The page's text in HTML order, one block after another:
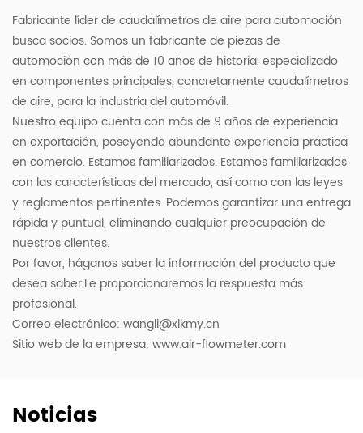
Fabricante líder de caudalímetros de aire para automoción
busca socios. Somos un fabricante de piezas de
automoción con más de 10 años de historia, especializado
en componentes principales, concretamente caudalímetros
de aire, para la industria del automóvil.
Nuestro equipo cuenta con más de 9 años de experiencia
en exportación, poseyendo abundante experiencia práctica
en comercio. Estamos familiarizados. Estamos familiarizados
con las características del mercado, así como con las leyes
y reglamentos pertinentes. Podemos garantizar una entrega
rápida y puntual, eliminando cualquier preocupación de
nuestros clientes.
Por favor, háganos saber la información del producto que
desea saber.Le proporcionaremos la respuesta más
profesional.
Correo electrónico: wangli@xlkmy.cn
Sitio web de la empresa: www.air-flowmeter.com
Noticias